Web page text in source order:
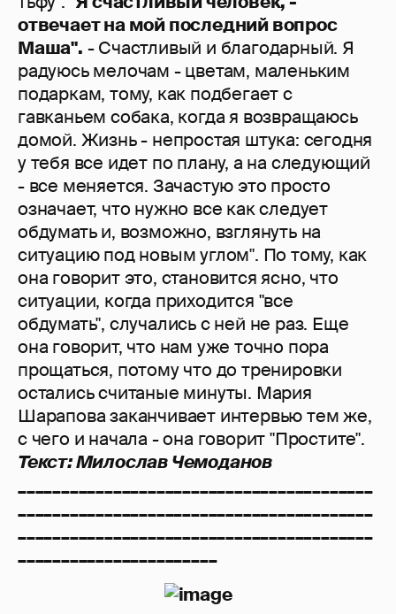
отвечает на мой последний вопрос
Маша". - Счастливый и благодарный. Я
радуюсь мелочам - цветам, маленьким
подаркам, тому, как подбегает с
гавканьем собака, когда я возвращаюсь
домой. Жизнь - непростая штука: сегодня
у тебя все идет по плану, а на следующий
- все меняется. Зачастую это просто
означает, что нужно все как следует
обдумать и, возможно, взглянуть на
ситуацию под новым углом". По тому, как
она говорит это, становится ясно, что
ситуации, когда приходится "все
обдумать", случались с ней не раз. Еще
она говорит, что нам уже точно пора
прощаться, потому что до тренировки
остались считаные минуты. Мария
Шарапова заканчивает интервью тем же,
с чего и начала - она говорит "Простите".
Текст: Милослав Чемоданов
_________________________________________
_________________________________________
_________________________________________
_______________________